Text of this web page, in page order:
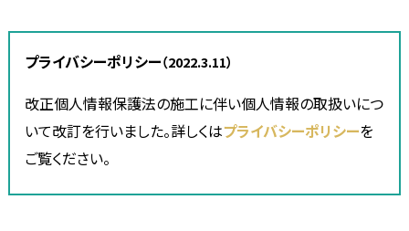
プライバシーポリシー（2022.3.11）
改正個人情報保護法の施工に伴い個人情報の取扱いにつ
いて改訂を行いました。詳しくはプライバシーポリシーを
ご覧ください。